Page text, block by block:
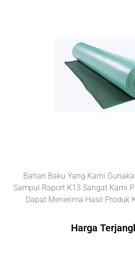
Bahan Baku Yang Kami
Sampul Raport K13 Sangat Kami
Dapat Menerima Hasil Produk
Harga